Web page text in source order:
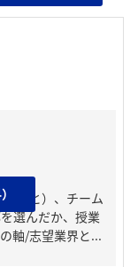
こと）、チーム
選んだか、授業
軸/志望業界と...